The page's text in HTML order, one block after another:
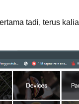
tadi, terus